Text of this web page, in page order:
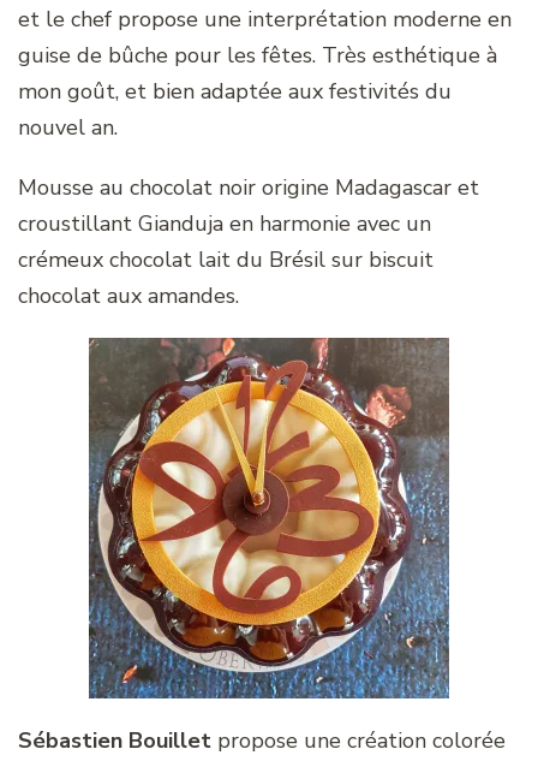
et le chef propose une interprétation moderne en
guise de bûche pour les fêtes. Très esthétique à
mon goût, et bien adaptée aux festivités du
nouvel an.
Mousse au chocolat noir origine Madagascar et
croustillant Gianduja en harmonie avec un
crémeux chocolat lait du Brésil sur biscuit
chocolat aux amandes.
Sébastien Bouillet propose une création colorée